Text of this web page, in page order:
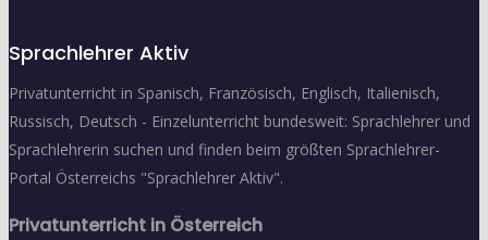
Sprachlehrer Aktiv
Privatunterricht in Spanisch, Französisch, Englisch, Italienisch,
Russisch, Deutsch - Einzelunterricht bundesweit: Sprachlehrer und
Sprachlehrerin suchen und finden beim größten Sprachlehrer-
Portal Österreichs "Sprachlehrer Aktiv".
Privatunterricht in Österreich